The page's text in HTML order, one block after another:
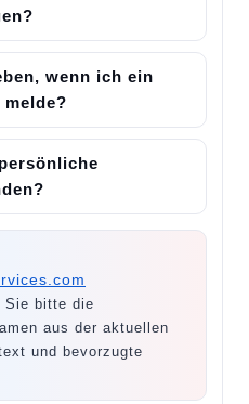
wenn ich ein
Sie bitte die
aus der aktuellen
und bevorzugte